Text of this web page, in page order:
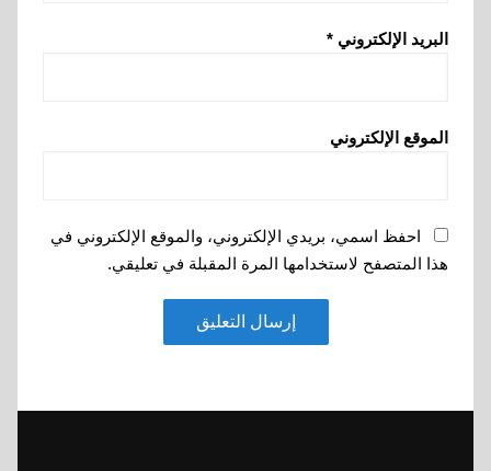
البريد الإلكتروني*
الموقع الإلكتروني
احفظ اسمي، بريدي الإلكتروني، والموقع الإلكتروني في
هذا المتصفح لاستخدامها المرة المقبلة في تعليقي.